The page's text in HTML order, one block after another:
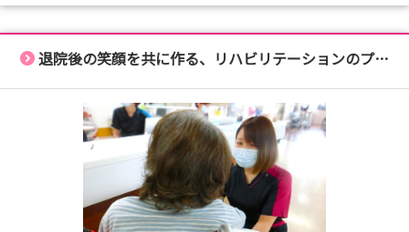
退院後の笑顔を共に作る、リハビリテーションのプロへ！